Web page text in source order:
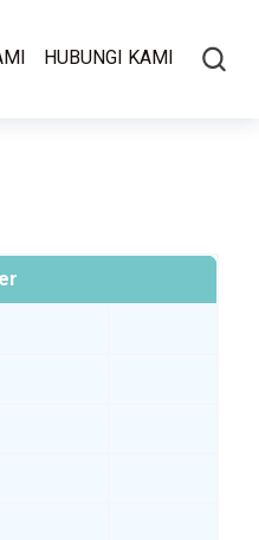
HUBUNGI KAMI